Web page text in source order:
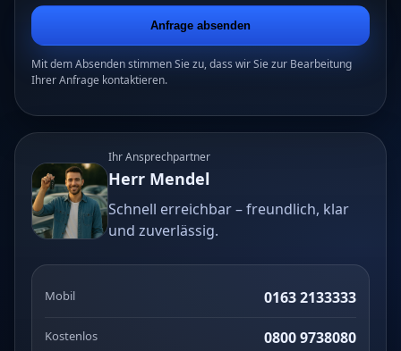
Anfrage absenden
Mit dem Absenden stimmen Sie zu, dass wir Sie zur Bearbeitung
Ihrer Anfrage kontaktieren.
Ihr Ansprechpartner
Herr Mendel
Schnell erreichbar – freundlich, klar
und zuverlässig.
Mobil 0163 2133333
Kostenlos 0800 9738080